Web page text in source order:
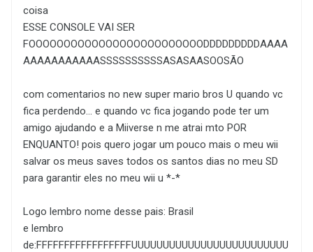
coisa
ESSE CONSOLE VAI SER
FOOOOOOOOOOOOOOOOOOOOOOOOODDDDDDDDDAAAA
AAAAAAAAAAASSSSSSSSSSASASAASOOSÃO
com comentarios no new super mario bros U quando vc
fica perdendo... e quando vc fica jogando pode ter um
amigo ajudando e a Miiverse n me atrai mto POR
ENQUANTO! pois quero jogar um pouco mais o meu wii
salvar os meus saves todos os santos dias no meu SD
para garantir eles no meu wii u *-*
Logo lembro nome desse pais: Brasil
e lembro
de:FFFFFFFFFFFFFFFFFUUUUUUUUUUUUUUUUUUUUUUUUU